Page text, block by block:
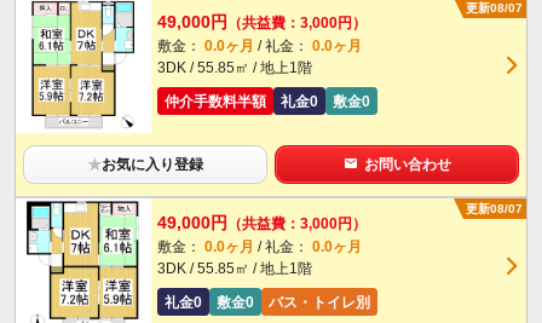
更新08/07
49,000円 （共益費：3,000円）
敷金： 0.0ヶ月 / 礼金： 0.0ヶ月
3DK / 55.85㎡ / 地上1階
仲介手数料半額
礼金0 敷金0
★お気に入り登録 お問い合わせ
更新08/07
49,000円
（共益費：3,000円）
敷金： 0.0ヶ月 / 礼金： 0.0ヶ月
3DK / 55.85㎡ / 地上1階
礼金0
敷金0 バス・トイレ別